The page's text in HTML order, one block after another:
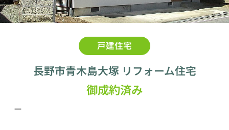
戸建住宅
長野市青木島大塚 リフォーム住宅
御成約済み
ー